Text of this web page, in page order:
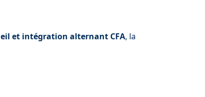
et intégration alternant CFA, la